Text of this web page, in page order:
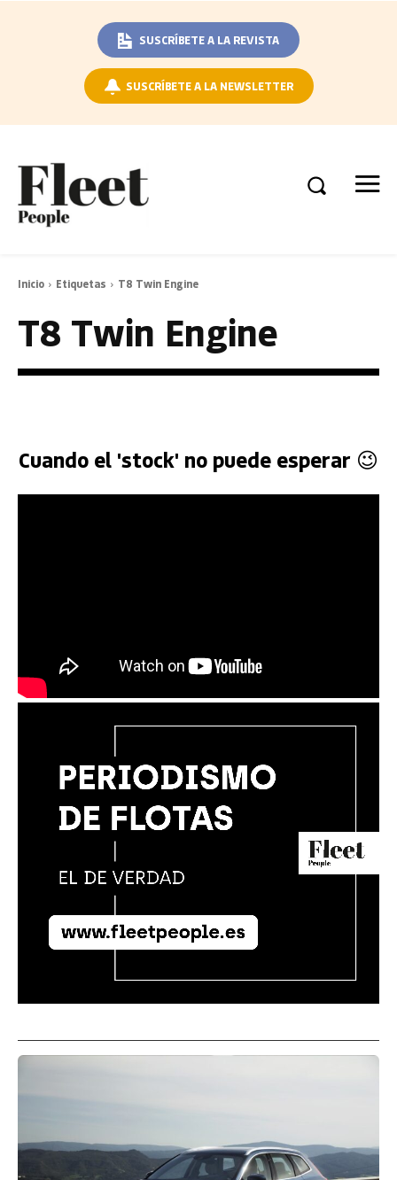
SUSCRÍBETE A LA REVISTA
SUSCRÍBETE A LA NEWSLETTER
Inicio Etiquetas T8 Twin Engine
T8 Twin Engine
Cuando el 'stock' no puede esperar 😉